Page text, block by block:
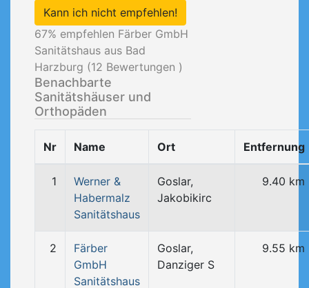
Kann ich nicht empfehlen!
67% empfehlen Färber GmbH
Sanitätshaus aus Bad
Harzburg (12 Bewertungen )
Benachbarte
Sanitätshäuser und
Orthopäden
Nr Name Ort Entfernung
1
Werner &
Habermalz
Sanitätshaus
Goslar,
Jakobikirc
9.40 km
2
Färber
GmbH
Sanitätshaus
Goslar,
Danziger S
9.55 km